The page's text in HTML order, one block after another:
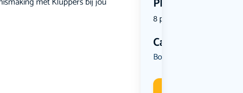
8 plekken beschikbaar
Categorie
Borrelen